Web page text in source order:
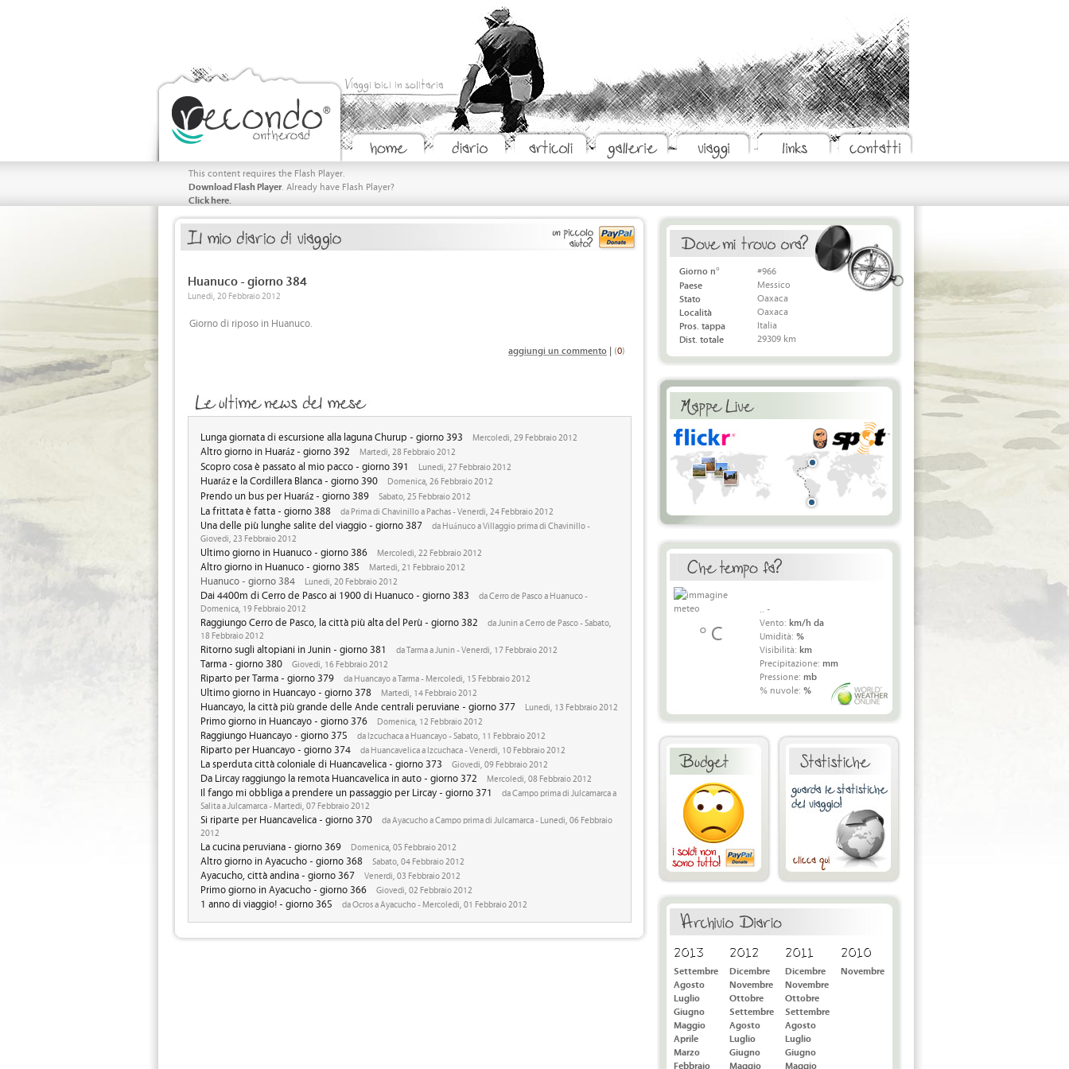
Viaggi bici in solitaria
This content requires the Flash Player.
Download Flash Player. Already have Flash Player?
Click here.
Huanuco - giorno 384
Lunedi, 20 Febbraio 2012
Giorno di riposo in Huanuco.
aggiungi un commento | (0)
Lunga giornata di escursione alla laguna Churup - giorno 393 Mercoledi, 29 Febbraio 2012
Altro giorno in Huaráz - giorno 392 Martedi, 28 Febbraio 2012
Scopro cosa è passato al mio pacco - giorno 391 Lunedi, 27 Febbraio 2012
Huaráz e la Cordillera Blanca - giorno 390 Domenica, 26 Febbraio 2012
Prendo un bus per Huaráz - giorno 389 Sabato, 25 Febbraio 2012
La frittata è fatta - giorno 388 da Prima di Chavinillo a Pachas - Venerdi, 24 Febbraio 2012
Una delle più lunghe salite del viaggio - giorno 387
da Huánuco a Villaggio prima di Chavinillo -
Giovedi, 23 Febbraio 2012
Ultimo giorno in Huanuco - giorno 386 Mercoledi, 22 Febbraio 2012
Altro giorno in Huanuco - giorno 385 Martedi, 21 Febbraio 2012
Huanuco - giorno 384 Lunedi, 20 Febbraio 2012
Dai 4400m di Cerro de Pasco ai 1900 di Huanuco - giorno 383
da Cerro de Pasco a Huanuco -
Domenica, 19 Febbraio 2012
Raggiungo Cerro de Pasco, la città più alta del Perù - giorno 382
da Junin a Cerro de Pasco - Sabato,
18 Febbraio 2012
Ritorno sugli altopiani in Junin - giorno 381 da Tarma a Junin - Venerdi, 17 Febbraio 2012
Tarma - giorno 380 Giovedi, 16 Febbraio 2012
Riparto per Tarma - giorno 379 da Huancayo a Tarma - Mercoledi, 15 Febbraio 2012
Ultimo giorno in Huancayo - giorno 378 Martedi, 14 Febbraio 2012
Huancayo, la città più grande delle Ande centrali peruviane - giorno 377 Lunedi, 13 Febbraio 2012
Primo giorno in Huancayo - giorno 376 Domenica, 12 Febbraio 2012
Raggiungo Huancayo - giorno 375 da Izcuchaca a Huancayo - Sabato, 11 Febbraio 2012
Riparto per Huancayo - giorno 374 da Huancavelica a Izcuchaca - Venerdi, 10 Febbraio 2012
La sperduta città coloniale di Huancavelica - giorno 373 Giovedi, 09 Febbraio 2012
Da Lircay raggiungo la remota Huancavelica in auto - giorno 372 Mercoledi, 08 Febbraio 2012
Il fango mi obbliga a prendere un passaggio per Lircay - giorno 371
da Campo prima di Julcamarca a
Salita a Julcamarca - Martedi, 07 Febbraio 2012
Si riparte per Huancavelica - giorno 370
da Ayacucho a Campo prima di Julcamarca - Lunedi, 06 Febbraio
2012
La cucina peruviana - giorno 369 Domenica, 05 Febbraio 2012
Altro giorno in Ayacucho - giorno 368 Sabato, 04 Febbraio 2012
Ayacucho, città andina - giorno 367 Venerdi, 03 Febbraio 2012
Primo giorno in Ayacucho - giorno 366 Giovedi, 02 Febbraio 2012
1 anno di viaggio! - giorno 365 da Ocros a Ayacucho - Mercoledi, 01 Febbraio 2012
Giorno n°
Paese
Stato
Località
Pros. tappa
Dist. totale
#966
Messico
Oaxaca
Oaxaca
Italia
29309 km
° C
.. -
Vento: km/h da
Umidità: %
Visibilità: km
Precipitazione: mm
Pressione: mb
% nuvole: %
2013
Settembre
Agosto
Luglio
Giugno
Maggio
Aprile
Marzo
Febbraio
2012
Dicembre
Novembre
Ottobre
Settembre
Agosto
Luglio
Giugno
Maggio
2011
Dicembre
Novembre
Ottobre
Settembre
Agosto
Luglio
Giugno
Maggio
2010
Novembre